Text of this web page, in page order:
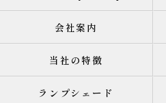
会社案内
当社の特徴
ランプシェード